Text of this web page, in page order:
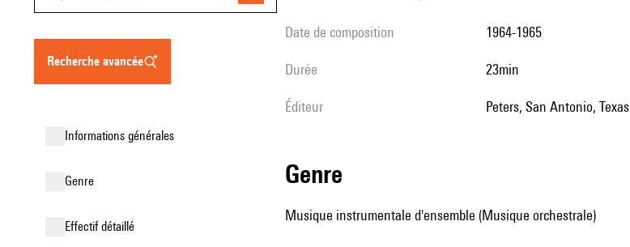
recherche avancée
informations générales
genre
effectif détaillé
date de composition 1964-1965
durée 23min
éditeur Peters, San Antonio, Texas
genre
Musique instrumentale d'ensemble (Musique orchestrale)